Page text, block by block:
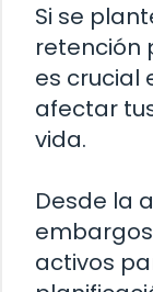
Si se
retención
es crucial
afectar
vida.
Desde la
activos